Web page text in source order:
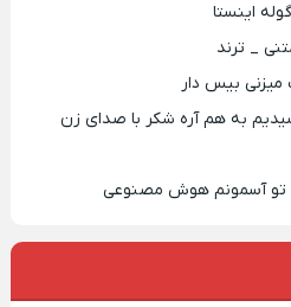
اینستا
_ ترند
بیس دار
به هم آره شکر با صدای زن
تو آسمونم هوش مصنوعی